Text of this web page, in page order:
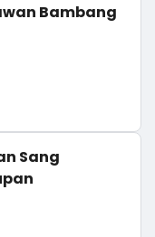
Bambang
Sang